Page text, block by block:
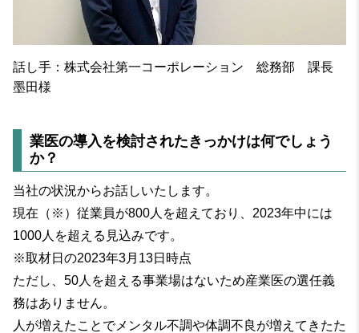
話し手：株式会社第一コーポレーション 総務部 課長
墨田様
業医の導入を検討されたきっかけは何でしょう
か？
当社の状況からお話しいたします。
現在（※）従業員が800人を超えており、2023年中には
1000人を超える見込みです。
※取材日の2023年3月13日時点
ただし、50人を超える事業場はないため産業医の選任義
務はありません。
人が増えたことでメンタル不調や体調不良が増えてきたた